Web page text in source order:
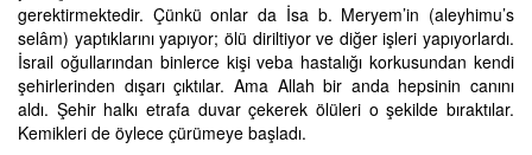
gerektirmektedir. Çünkü onlar da İsa b. Meryem’in (aleyhimu’s
selâm) yaptıklarını yapıyor; ölü diriltiyor ve diğer işleri yapıyorlardı.
İsrail oğullarından binlerce kişi veba hastalığı korkusundan kendi
şehirlerinden dışarı çıktılar. Ama Allah bir anda hepsinin canını
aldı. Şehir halkı etrafa duvar çekerek ölüleri o şekilde bıraktılar.
Kemikleri de öylece çürümeye başladı.